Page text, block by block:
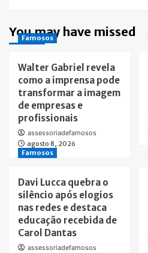
You may have missed
Famosos
Walter Gabriel revela
como a imprensa pode
transformar a imagem
de empresas e
profissionais
assessoriadefamosos
agosto 8, 2026
Famosos
Davi Lucca quebra o
silêncio após elogios
nas redes e destaca
educação recebida de
Carol Dantas
assessoriadefamosos